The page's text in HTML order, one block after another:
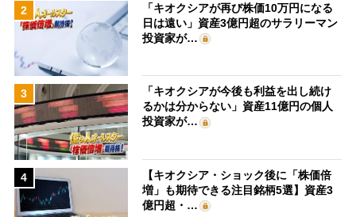
2
「キオクシアが再び株価10万円になる
日は遠い」資産3億円超のサラリーマン
投資家が…
3
「キオクシアが今後も利益を出し続け
るかは分からない」資産11億円の個人
投資家が…
4
【キオクシア・ショック後に「株価倍
増」も期待できる注目銘柄5選】資産3
億円超・…